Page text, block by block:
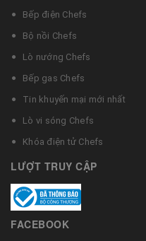
Bếp điện Chefs
Bộ nồi Chefs
Lò nướng Chefs
Bếp gas Chefs
Tin khuyến mại mới nhất
Lò vi sóng Chefs
Khóa điện tử Chefs
LƯỢT TRUY CẬP
FACEBOOK